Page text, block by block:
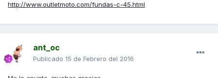
http://www.outletmoto.com/fundas-c-45.html
ant_oc
Publicado 15 de Febrero del 2016